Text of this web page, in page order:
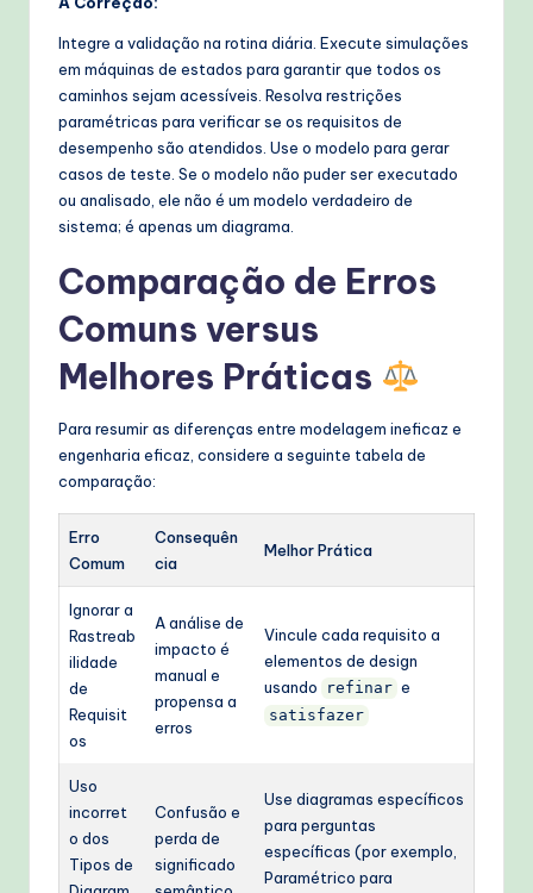
Integre a validação na rotina diária. Execute simulações
em máquinas de estados para garantir que todos os
caminhos sejam acessíveis. Resolva restrições
paramétricas para verificar se os requisitos de
desempenho são atendidos. Use o modelo para gerar
casos de teste. Se o modelo não puder ser executado
ou analisado, ele não é um modelo verdadeiro de
sistema; é apenas um diagrama.
Comparação de Erros
Comuns versus
Melhores Práticas
Para resumir as diferenças entre modelagem ineficaz e
engenharia eficaz, considere a seguinte tabela de
comparação:
Erro
Comum
Consequên
cia
Melhor Prática
Ignorar a
Rastreab
ilidade
de
Requisit
os
A análise de
impacto é
manual e
propensa a
erros
Vincule cada requisito a
elementos de design
usando
refinar e
satisfazer
Uso
incorret
o dos
Tipos de
Confusão e
perda de
significado
Use diagramas específicos
para perguntas
específicas (por exemplo,
Paramétrico para